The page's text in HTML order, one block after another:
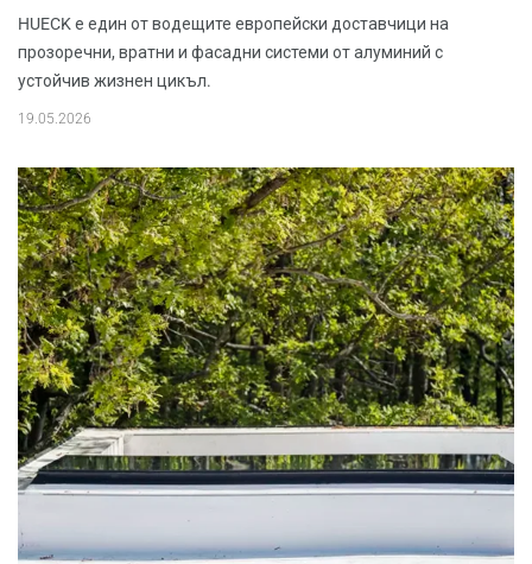
HUECK е един от водещите европейски доставчици на
прозоречни, вратни и фасадни системи от алуминий с
устойчив жизнен цикъл.
19.05.2026